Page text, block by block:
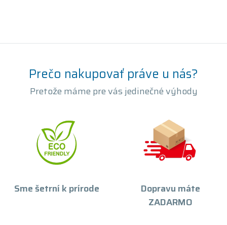
Prečo nakupovať práve u nás?
Pretože máme pre vás jedinečné výhody
Sme šetrní k prírode
Dopravu máte
ZADARMO